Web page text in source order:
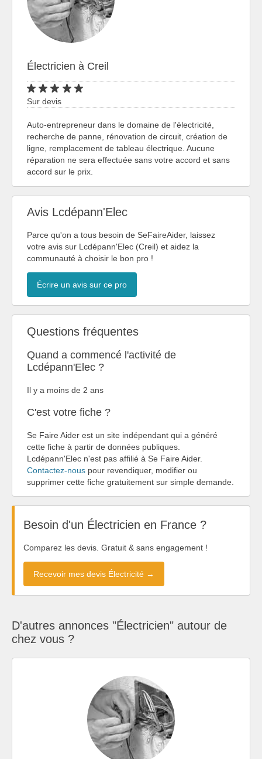
Électricien à Creil
Sur devis
Auto-entrepreneur dans le domaine de l'électricité,
recherche de panne, rénovation de circuit, création de
ligne, remplacement de tableau électrique. Aucune
réparation ne sera effectuée sans votre accord et sans
accord sur le prix.
Avis Lcdépann'Elec
Parce qu'on a tous besoin de SeFaireAider, laissez
votre avis sur Lcdépann'Elec (Creil) et aidez la
communauté à choisir le bon pro !
Écrire un avis sur ce pro
Questions fréquentes
Quand a commencé l'activité de
Lcdépann'Elec ?
Il y a moins de 2 ans
C'est votre fiche ?
Se Faire Aider est un site indépendant qui a généré
cette fiche à partir de données publiques.
Lcdépann'Elec n'est pas affilié à Se Faire Aider.
Contactez-nous pour revendiquer, modifier ou
supprimer cette fiche gratuitement sur simple demande.
Besoin d'un Électricien en France ?
Comparez les devis. Gratuit & sans engagement !
Recevoir mes devis Électricité →
D'autres annonces "Électricien" autour de
chez vous ?